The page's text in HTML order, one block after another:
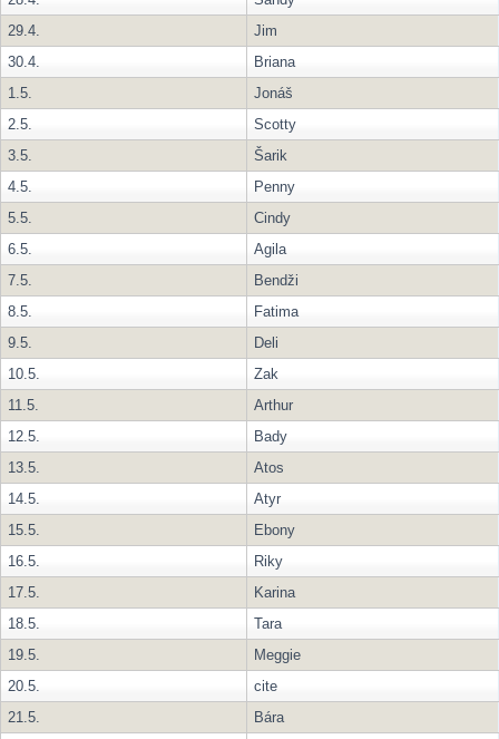
29.4.
Jim
30.4.
Briana
1.5.
Jonáš
2.5.
Scotty
3.5.
Šarik
4.5.
Penny
5.5.
Cindy
6.5.
Agila
7.5.
Bendži
8.5.
Fatima
9.5.
Deli
10.5.
Zak
11.5.
Arthur
12.5.
Bady
13.5.
Atos
14.5.
Atyr
15.5.
Ebony
16.5.
Riky
17.5.
Karina
18.5.
Tara
19.5.
Meggie
20.5.
cite
21.5.
Bára